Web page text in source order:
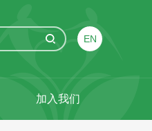
EN
加入我们